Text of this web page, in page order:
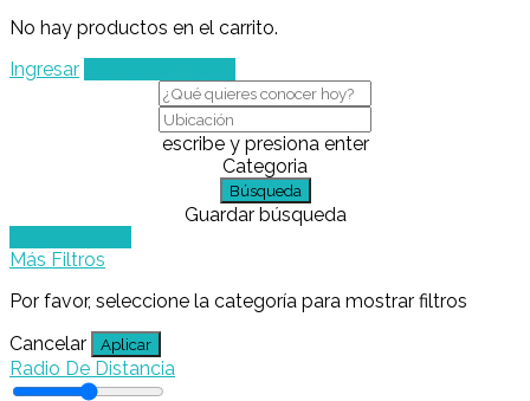
No hay productos en el carrito.
Ingresar
escribe y presiona enter
Categoria
Búsqueda
Guardar búsqueda
Más Filtros
Por favor, seleccione la categoría para mostrar filtros
Cancelar
Aplicar
Radio De Distancia